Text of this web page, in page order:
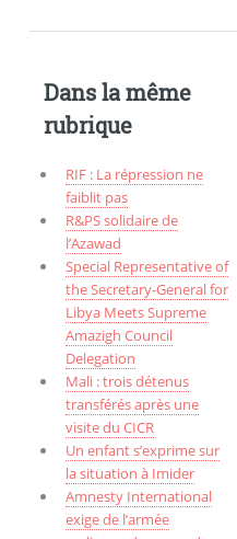
Dans la même
rubrique
RIF : La répression ne
faiblit pas
R&PS solidaire de
l’Azawad
Special Representative of
the Secretary-General for
Libya Meets Supreme
Amazigh Council
Delegation
Mali : trois détenus
transférés après une
visite du CICR
Un enfant s’exprime sur
la situation à Imider
Amnesty International
exige de l’armée